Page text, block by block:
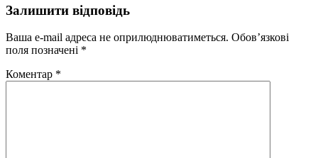
Залишити відповідь
Ваша e-mail адреса не оприлюднюватиметься. Обов’язкові
поля позначені *
Коментар *